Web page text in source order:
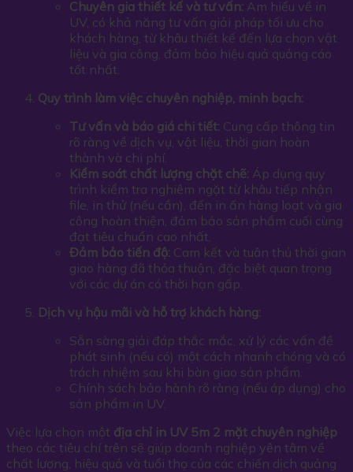
Chuyên gia thiết kế và tư vấn: Am hiểu về in
UV, có khả năng tư vấn giải pháp tối ưu cho
khách hàng, từ khâu thiết kế đến lựa chọn vật
liệu và gia công, đảm bảo hiệu quả quảng cáo
tốt nhất.
Quy trình làm việc chuyên nghiệp, minh bạch:
Tư vấn và báo giá chi tiết: Cung cấp thông tin
rõ ràng về dịch vụ, vật liệu, thời gian hoàn
thành và chi phí.
Kiểm soát chất lượng chặt chẽ: Áp dụng quy
trình kiểm tra nghiêm ngặt từ khâu tiếp nhận
file, in thử (nếu cần), đến in ấn hàng loạt và gia
công hoàn thiện, đảm bảo sản phẩm cuối cùng
đạt tiêu chuẩn cao nhất.
Đảm bảo tiến độ: Cam kết và tuân thủ thời gian
giao hàng đã thỏa thuận, đặc biệt quan trọng
với các dự án có thời hạn gấp.
Dịch vụ hậu mãi và hỗ trợ khách hàng:
Sẵn sàng giải đáp thắc mắc, xử lý các vấn đề
phát sinh (nếu có) một cách nhanh chóng và có
trách nhiệm sau khi bàn giao sản phẩm.
Chính sách bảo hành rõ ràng (nếu áp dụng) cho
sản phẩm in UV.
Việc lựa chọn một địa chỉ in UV 5m 2 mặt chuyên nghiệp
theo các tiêu chí trên sẽ giúp doanh nghiệp yên tâm về
chất lượng, hiệu quả và tuổi thọ của các chiến dịch quảng